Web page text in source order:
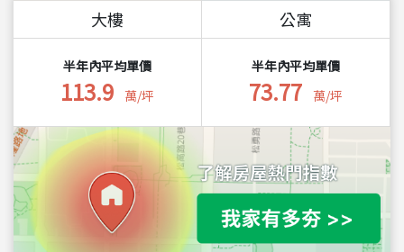
大樓
半年內平均單價
113.9 萬/坪
公寓
半年內平均單價
73.77 萬/坪